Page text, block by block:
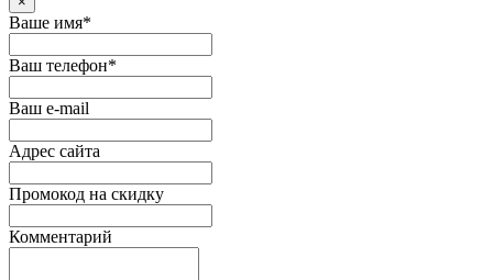
Ваше имя*
Ваш телефон*
Ваш e-mail
Адрес сайта
Промокод на скидку
Комментарий